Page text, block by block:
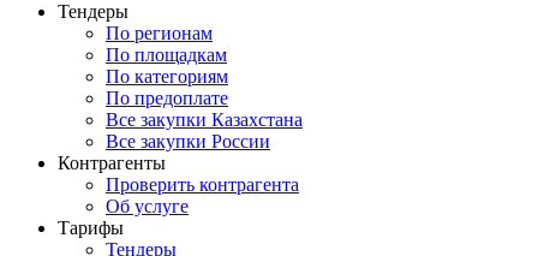
Тендеры
По регионам
По площадкам
По категориям
По предоплате
Все закупки Казахстана
Все закупки России
Контрагенты
Проверить контрагента
Об услуге
Тарифы
Тендеры